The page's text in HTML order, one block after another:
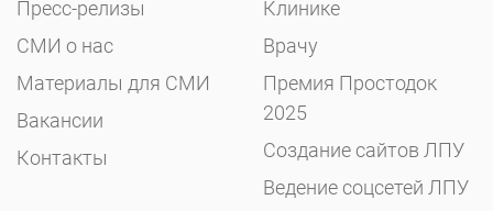
Пресс-релизы
СМИ о нас
Материалы для СМИ
Вакансии
Контакты
Клинике
Врачу
Премия Простодок
2025
Создание сайтов ЛПУ
Ведение соцсетей ЛПУ